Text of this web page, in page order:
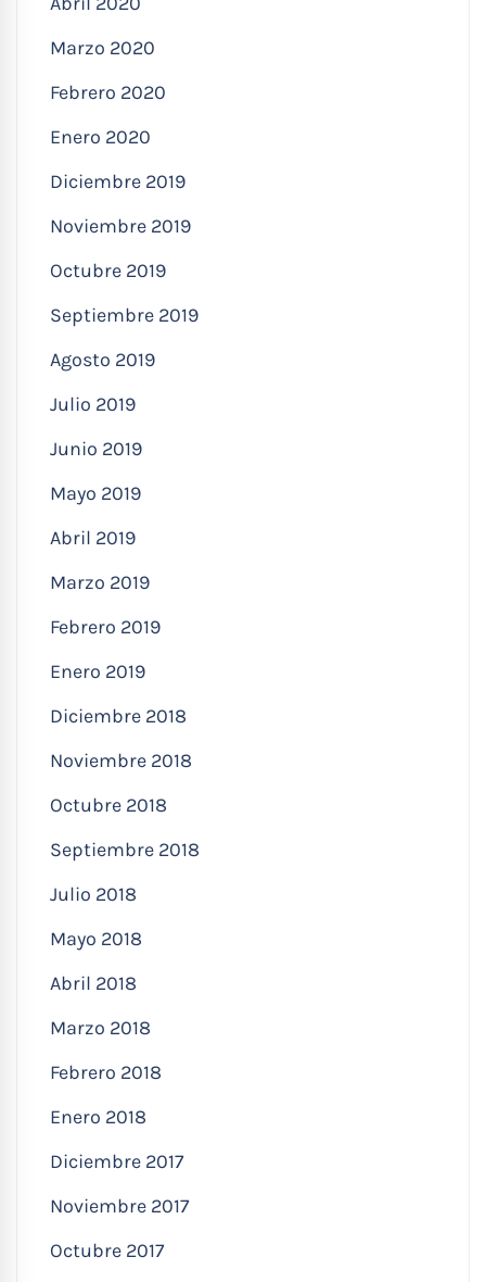
Marzo 2020
Febrero 2020
Enero 2020
Diciembre 2019
Noviembre 2019
Octubre 2019
Septiembre 2019
Agosto 2019
Julio 2019
Junio 2019
Mayo 2019
Abril 2019
Marzo 2019
Febrero 2019
Enero 2019
Diciembre 2018
Noviembre 2018
Octubre 2018
Septiembre 2018
Julio 2018
Mayo 2018
Abril 2018
Marzo 2018
Febrero 2018
Enero 2018
Diciembre 2017
Noviembre 2017
Octubre 2017